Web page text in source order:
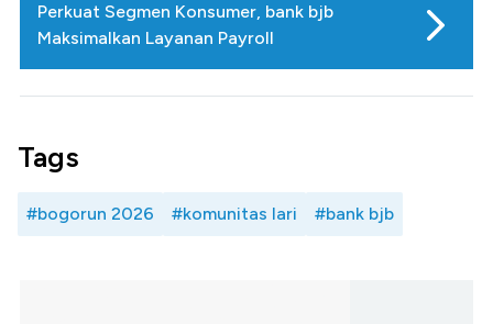
Perkuat Segmen Konsumer, bank bjb
Maksimalkan Layanan Payroll
Tags
#bogorun 2026 #komunitas lari #bank bjb